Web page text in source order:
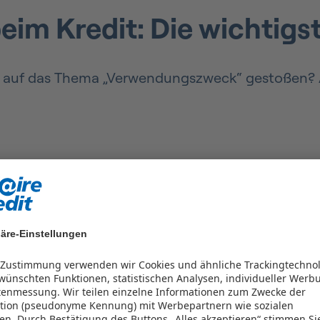
Einstellungen
verwenden wir Cookies und ähnliche
Funktionen, statistischen Analysen, individueller
Wir teilen einzelne Informationen zum Zwecke der
(pseudonyme Kennung) mit Werbepartnern wie sozialen
Kredit: Die
das Thema „Verwendungszweck“
passt.
Kreditvarianten an. Viele davon sind an
Fahrzeugs. Der Verwendungszweck des
Kredit, weil das Geld nur für